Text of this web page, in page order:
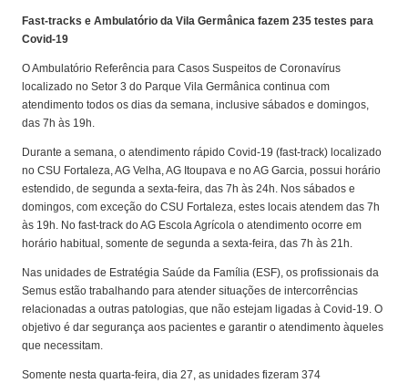
Fast-tracks e Ambulatório da Vila Germânica fazem 235 testes para
Covid-19
O Ambulatório Referência para Casos Suspeitos de Coronavírus
localizado no Setor 3 do Parque Vila Germânica continua com
atendimento todos os dias da semana, inclusive sábados e domingos,
das 7h às 19h.
Durante a semana, o atendimento rápido Covid-19 (fast-track) localizado
no CSU Fortaleza, AG Velha, AG Itoupava e no AG Garcia, possui horário
estendido, de segunda a sexta-feira, das 7h às 24h. Nos sábados e
domingos, com exceção do CSU Fortaleza, estes locais atendem das 7h
às 19h. No fast-track do AG Escola Agrícola o atendimento ocorre em
horário habitual, somente de segunda a sexta-feira, das 7h às 21h.
Nas unidades de Estratégia Saúde da Família (ESF), os profissionais da
Semus estão trabalhando para atender situações de intercorrências
relacionadas a outras patologias, que não estejam ligadas à Covid-19. O
objetivo é dar segurança aos pacientes e garantir o atendimento àqueles
que necessitam.
Somente nesta quarta-feira, dia 27, as unidades fizeram 374